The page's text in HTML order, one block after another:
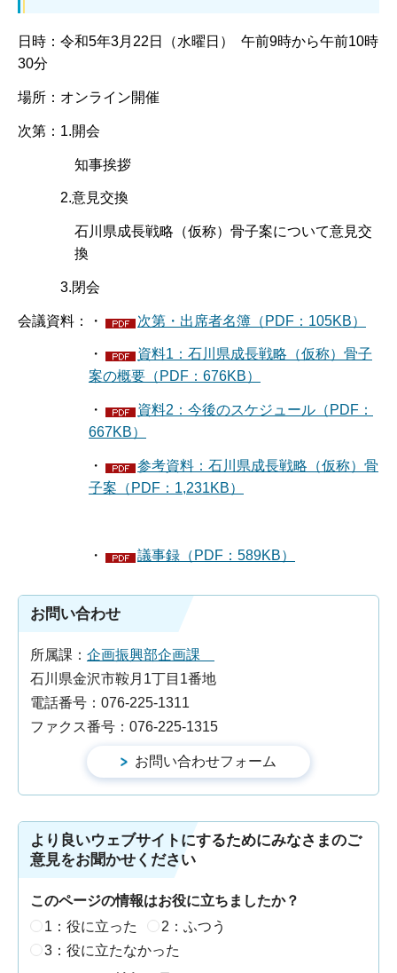
日時：令和5年3月22日（水曜日） 午前9時から午前10時
30分
場所：オンライン開催
次第：1.開会
知事挨拶
2.意見交換
石川県成長戦略（仮称）骨子案について意見交
換
3.閉会
会議資料：・ 次第・出席者名簿（PDF：105KB）
・
資料1：石川県成長戦略（仮称）骨子
案の概要（PDF：676KB）
・
資料2：今後のスケジュール（PDF：
667KB）
・
参考資料：石川県成長戦略（仮称）骨
子案（PDF：1,231KB）
・ 議事録（PDF：589KB）
お問い合わせ
所属課： 企画振興部企画課
石川県金沢市鞍月1丁目1番地
電話番号：076-225-1311
ファクス番号：076-225-1315
より良いウェブサイトにするためにみなさまのご
意見をお聞かせください
このページの情報はお役に立ちましたか？
1：役に立った
2：ふつう
3：役に立たなかった